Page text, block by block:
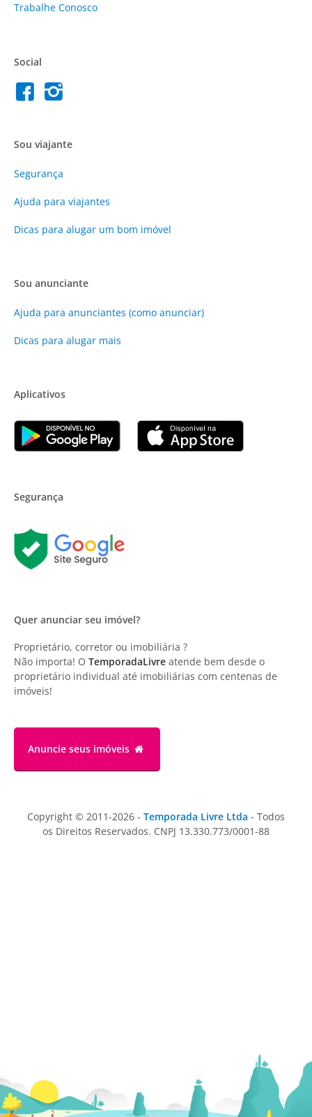
Trabalhe Conosco
Social
Sou viajante
Segurança
Ajuda para viajantes
Dicas para alugar um bom imóvel
Sou anunciante
Ajuda para anunciantes (como anunciar)
Dicas para alugar mais
Aplicativos
Segurança
Quer anunciar seu imóvel?
Proprietário, corretor ou imobiliária ?
Não importa! O TemporadaLivre atende bem desde o
proprietário individual até imobiliárias com centenas de
imóveis!
Anuncie seus imóveis
Copyright © 2011-2026 - Temporada Livre Ltda - Todos
os Direitos Reservados. CNPJ 13.330.773/0001-88